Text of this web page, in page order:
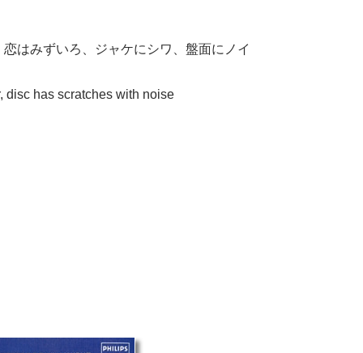
はみずいろ、ジャケにシワ、盤面にノイ
disc has scratches with noise